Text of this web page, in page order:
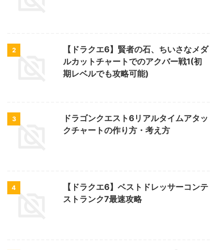
2
【ドラクエ6】賢者の石、ちいさなメダ
ルカットチャートでのアクバー戦1(初
期レベルでも攻略可能)
3
ドラゴンクエスト6リアルタイムアタッ
クチャートの作り方・考え方
4
【ドラクエ6】ベストドレッサーコンテ
ストランク7最速攻略